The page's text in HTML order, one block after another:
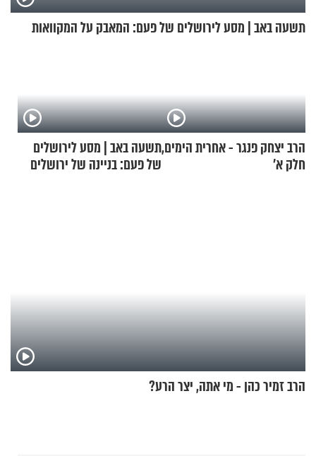
תשעה באב | מסע לירושלים של פעם: המאבק על המקוואות
הרב יצחק פנגר - אחרית הימים,
חלק א’
תשעה באב | מסע לירושלים
של פעם: בניינה של ירושלים
הרב זמיר כהן - מי אתה, יצר הרע?